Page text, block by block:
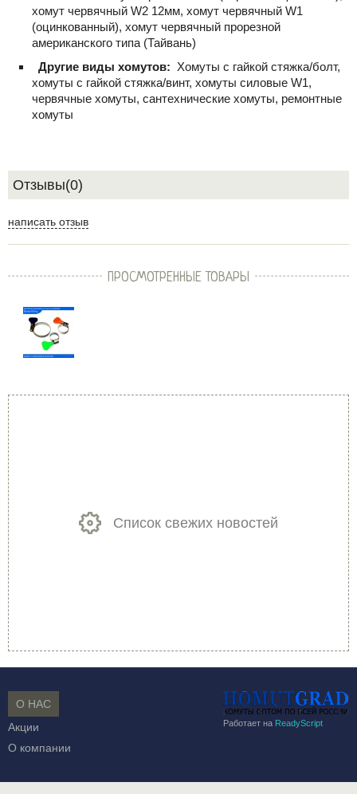
хомут червячный W2 12мм, хомут червячный W1
(оцинкованный), хомут червячный прорезной
американского типа (Тайвань)
Другие виды хомутов: Хомуты с гайкой стяжка/болт,
хомуты с гайкой стяжка/винт, хомуты силовые W1,
червячные хомуты, сантехнические хомуты, ремонтные
хомуты
Отзывы(0)
написать отзыв
ПРОСМОТРЕННЫЕ ТОВАРЫ
Список свежих новостей
Работает на ReadyScript
О НАС
Акции
О компании